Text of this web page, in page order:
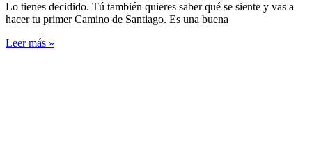
Lo tienes decidido. Tú también quieres saber qué se siente y vas a
hacer tu primer Camino de Santiago. Es una buena
Leer más »